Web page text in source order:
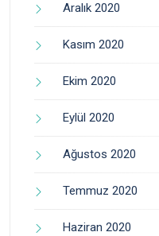
Aralık 2020
Kasım 2020
Ekim 2020
Eylül 2020
Ağustos 2020
Temmuz 2020
Haziran 2020